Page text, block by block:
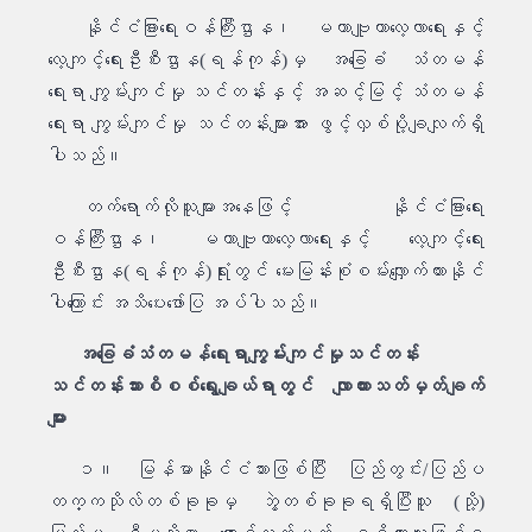
နိုင်ငံခြားရေးဝန်ကြီးဌာန၊ မဟာဗျူဟာလေ့လာရေးနှင့်
လေ့ကျင့်ရေးဦးစီးဌာန(ရန်ကုန်)မှ အခြေခံ သံတမန်
ရေးရာ ကျွမ်းကျင်မှု သင်တန်းနှင့် အဆင့်မြင့် သံတမန်
ရေးရာ ကျွမ်းကျင်မှု သင်တန်းများအား ဖွင့်လှစ်ပို့ချလျက်ရှိ
ပါသည်။
တက်ရောက်လိုသူများအနေဖြင့် နိုင်ငံခြားရေး
ဝန်ကြီးဌာန၊ မဟာဗျူဟာလေ့လာရေးနှင့် လေ့ကျင့်ရေး
ဦးစီးဌာန(ရန်ကုန်)ရုံးတွင် မေးမြန်းစုံစမ်းလျှောက်ထားနိုင်
ပါကြောင်း အသိပေးဖော်ပြ အပ်ပါသည်။
အခြေခံသံတမန်ရေးရာကျွမ်းကျင်မှုသင်တန်း
သင်တန်းသားစိစစ်ရွေးချယ်ရာတွင် လျာထားသတ်မှတ်ချက်
များ
၁။ မြန်မာနိုင်ငံသားဖြစ်ပြီး ပြည်တွင်း/ပြည်ပ
တက္ကသိုလ်တစ်ခုခုမှ ဘွဲ့တစ်ခုခုရရှိပြီးသူ (သို့)